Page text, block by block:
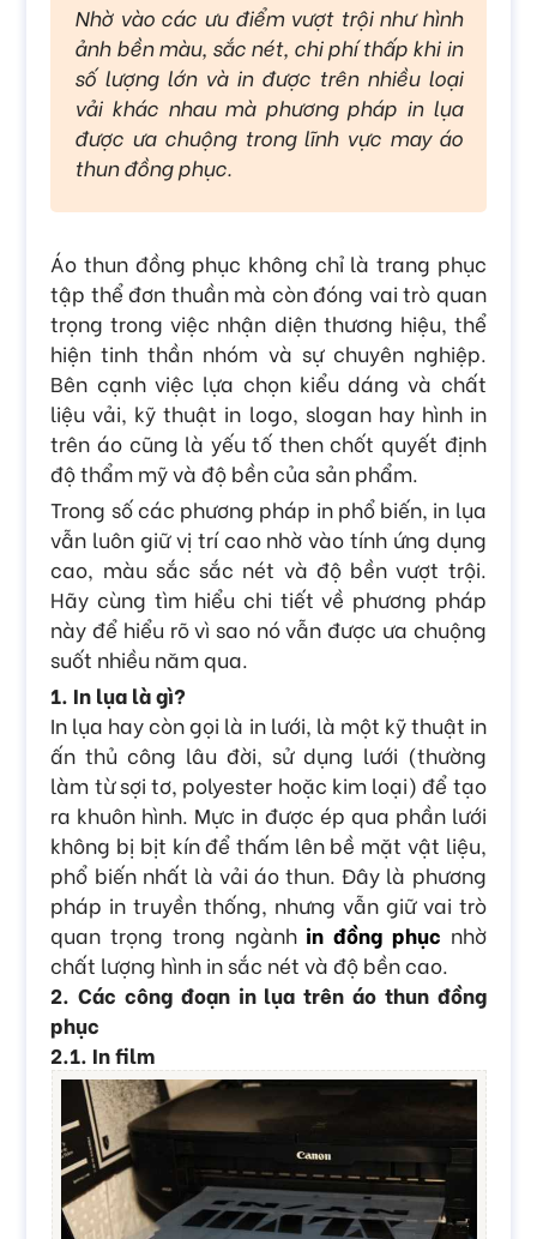
Nhờ vào các ưu điểm vượt trội như hình
ảnh bền màu, sắc nét, chi phí thấp khi in
số lượng lớn và in được trên nhiều loại
vải khác nhau mà phương pháp in lụa
được ưa chuộng trong lĩnh vực may áo
thun đồng phục.
Áo thun đồng phục không chỉ là trang phục
tập thể đơn thuần mà còn đóng vai trò quan
trọng trong việc nhận diện thương hiệu, thể
hiện tinh thần nhóm và sự chuyên nghiệp.
Bên cạnh việc lựa chọn kiểu dáng và chất
liệu vải, kỹ thuật in logo, slogan hay hình in
trên áo cũng là yếu tố then chốt quyết định
độ thẩm mỹ và độ bền của sản phẩm.
Trong số các phương pháp in phổ biến, in lụa
vẫn luôn giữ vị trí cao nhờ vào tính ứng dụng
cao, màu sắc sắc nét và độ bền vượt trội.
Hãy cùng tìm hiểu chi tiết về phương pháp
này để hiểu rõ vì sao nó vẫn được ưa chuộng
suốt nhiều năm qua.
1. In lụa là gì?
In lụa hay còn gọi là in lưới, là một kỹ thuật in
ấn thủ công lâu đời, sử dụng lưới (thường
làm từ sợi tơ, polyester hoặc kim loại) để tạo
ra khuôn hình. Mực in được ép qua phần lưới
không bị bịt kín để thấm lên bề mặt vật liệu,
phổ biến nhất là vải áo thun. Đây là phương
pháp in truyền thống, nhưng vẫn giữ vai trò
quan trọng trong ngành in đồng phục nhờ
chất lượng hình in sắc nét và độ bền cao.
2. Các công đoạn in lụa trên áo thun đồng
phục
2.1. In film